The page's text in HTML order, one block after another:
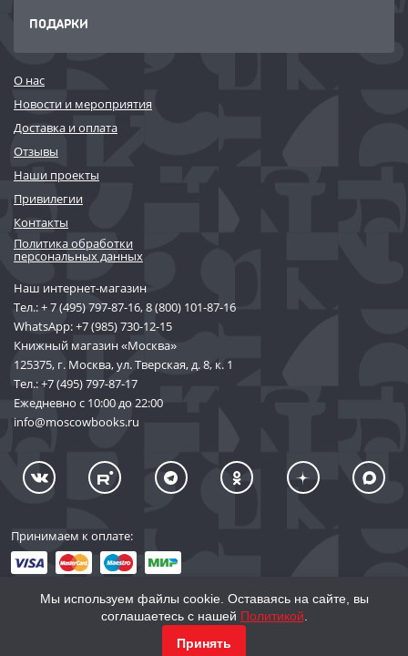
ПОДАРКИ
О нас
Новости и мероприятия
Доставка и оплата
Отзывы
Наши проекты
Привилегии
Контакты
Политика обработки
персональных данных
Наш интернет-магазин
Тел.:+ 7 (495) 797-87-16,8 (800) 101-87-16
WhatsApp:+7 (985) 730-12-15
Книжный магазин «Москва»
125375, г. Москва, ул. Тверская, д. 8, к. 1
Тел.:+7 (495) 797-87-17
Ежедневно с 10:00 до 22:00
info@moscowbooks.ru
Принимаем к оплате:
© 2002–2026 «Торговый Дом Книги «МОСКВА»
Мы используем файлы cookie. Оставаясь на сайте, вы
соглашаетесь с нашей Политикой
Принять